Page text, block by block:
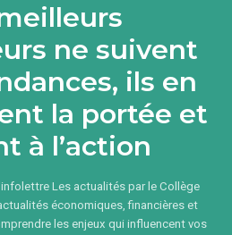
ne suivent
ils en
la portée et
à l’action
Les actualités par le Collège
économiques, financières et
les enjeux qui influencent vos